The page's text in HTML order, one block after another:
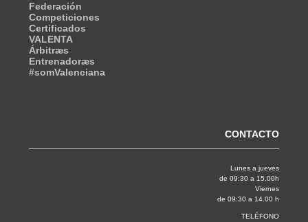
Federación
Competiciones
Certificados
VALENTA
Árbitræs
Entrenadoræs
#somValenciana
CONTACTO
Lunes a jueves
de 09:30 a 15.00h
Viernes
de 09:30 a 14.00 h
TELÉFONO